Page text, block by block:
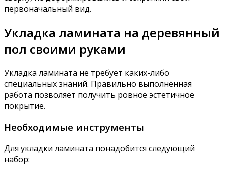
первоначальный вид.
Укладка ламината на деревянный
пол своими руками
Укладка ламината не требует каких-либо
специальных знаний. Правильно выполненная
работа позволяет получить ровное эстетичное
покрытие.
Необходимые инструменты
Для укладки ламината понадобится следующий
набор: